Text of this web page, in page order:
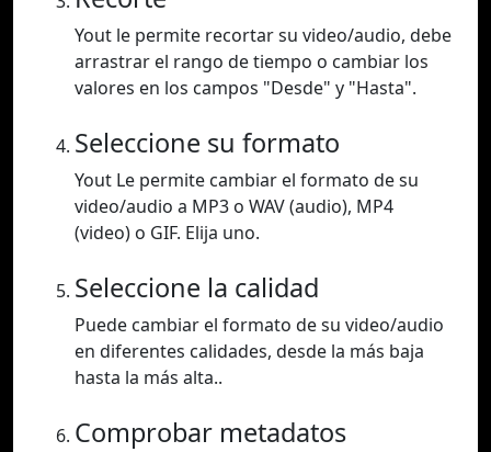
Yout le permite recortar su video/audio, debe
arrastrar el rango de tiempo o cambiar los
valores en los campos "Desde" y "Hasta".
Seleccione su formato
Yout Le permite cambiar el formato de su
video/audio a MP3 o WAV (audio), MP4
(video) o GIF. Elija uno.
Seleccione la calidad
Puede cambiar el formato de su video/audio
en diferentes calidades, desde la más baja
hasta la más alta..
Comprobar metadatos